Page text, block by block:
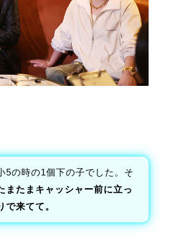
5の時の1個下の子でした。そ
またまキャッシャー前に立っ
で来てて。